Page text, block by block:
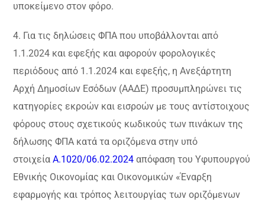
υποκείμενο στον φόρο.
4. Για τις δηλώσεις ΦΠΑ που υποβάλλονται από
1.1.2024 και εφεξής και αφορούν φορολογικές
περιόδους από 1.1.2024 και εφεξής, η Ανεξάρτητη
Αρχή Δημοσίων Εσόδων (ΑΑΔΕ) προσυμπληρώνει τις
κατηγορίες εκροών και εισροών με τους αντίστοιχους
φόρους στους σχετικούς κωδικούς των πινάκων της
δήλωσης ΦΠΑ κατά τα οριζόμενα στην υπό
στοιχείαΑ.1020/06.02.2024απόφαση του Υφυπουργού
Εθνικής Οικονομίας και Οικονομικών «Έναρξη
εφαρμογής και τρόπος λειτουργίας των οριζόμενων